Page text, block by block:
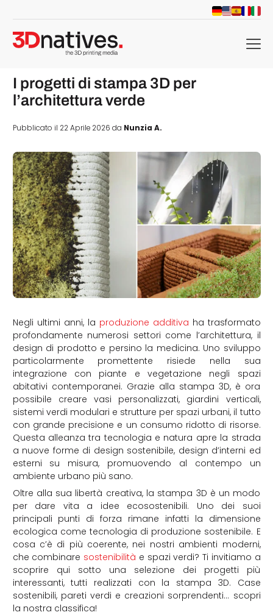
menu
I progetti di stampa 3D per
l’architettura verde
Pubblicato il 22 Aprile 2026 da Nunzia A.
Negli ultimi anni, la produzione additiva ha trasformato
profondamente numerosi settori come l’architettura, il
design di prodotto e persino la medicina. Uno sviluppo
particolarmente promettente risiede nella sua
integrazione con piante e vegetazione negli spazi
abitativi contemporanei. Grazie alla stampa 3D, è ora
possibile creare vasi personalizzati, giardini verticali,
sistemi verdi modulari e strutture per spazi urbani, il tutto
con grande precisione e un consumo ridotto di risorse.
Questa alleanza tra tecnologia e natura apre la strada
a nuove forme di design sostenibile, design d’interni ed
esterni su misura, promuovendo al contempo un
ambiente urbano più sano.
Oltre alla sua libertà creativa, la stampa 3D è un modo
per dare vita a idee ecosostenibili. Uno dei suoi
principali punti di forza rimane infatti la dimensione
ecologica come tecnologia di produzione sostenibile. E
cosa c’è di più coerente, nei nostri ambienti moderni,
che combinare sostenibilità e spazi verdi? Ti invitiamo a
scoprire qui sotto una selezione dei progetti più
interessanti, tutti realizzati con la stampa 3D. Case
sostenibili, pareti verdi e creazioni sorprendenti… scopri
la nostra classifica!